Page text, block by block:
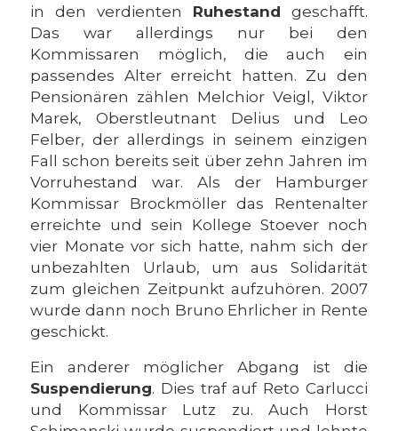
in den verdienten Ruhestand geschafft.
Das war allerdings nur bei den
Kommissaren möglich, die auch ein
passendes Alter erreicht hatten. Zu den
Pensionären zählen Melchior Veigl, Viktor
Marek, Oberstleutnant Delius und Leo
Felber, der allerdings in seinem einzigen
Fall schon bereits seit über zehn Jahren im
Vorruhestand war. Als der Hamburger
Kommissar Brockmöller das Rentenalter
erreichte und sein Kollege Stoever noch
vier Monate vor sich hatte, nahm sich der
unbezahlten Urlaub, um aus Solidarität
zum gleichen Zeitpunkt aufzuhören. 2007
wurde dann noch Bruno Ehrlicher in Rente
geschickt.
Ein anderer möglicher Abgang ist die
Suspendierung. Dies traf auf Reto Carlucci
und Kommissar Lutz zu. Auch Horst